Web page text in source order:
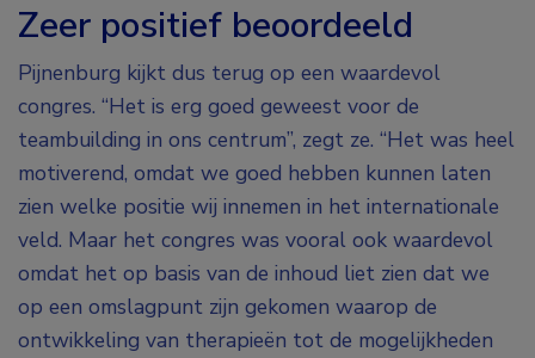
Zeer positief beoordeeld
Pijnenburg kijkt dus terug op een waardevol
congres. “Het is erg goed geweest voor de
teambuilding in ons centrum”, zegt ze. “Het was heel
motiverend, omdat we goed hebben kunnen laten
zien welke positie wij innemen in het internationale
veld. Maar het congres was vooral ook waardevol
omdat het op basis van de inhoud liet zien dat we
op een omslagpunt zijn gekomen waarop de
ontwikkeling van therapieën tot de mogelijkheden